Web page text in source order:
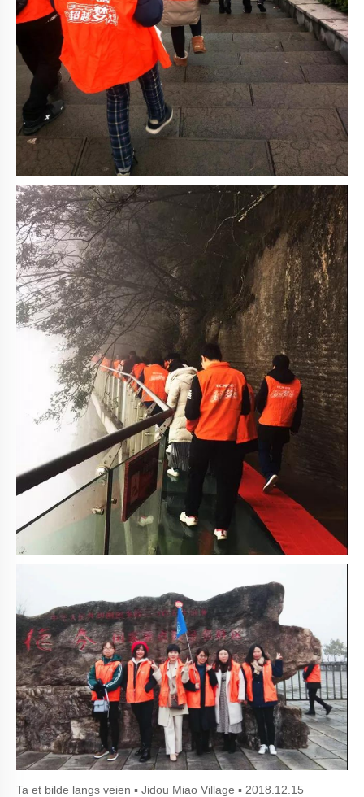
Ta et bilde langs veien ▪ Jidou Miao Village ▪ 2018.12.15